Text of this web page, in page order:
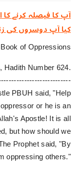
آپ کا فیصلہ کرنے کا
کیا آپ دوسروں کی
of Oppressions
Hadith Number 624.
PBUH said, "Help
or he is an
Apostle! It is all
but how should we
Prophet said, "By
oppressing others."